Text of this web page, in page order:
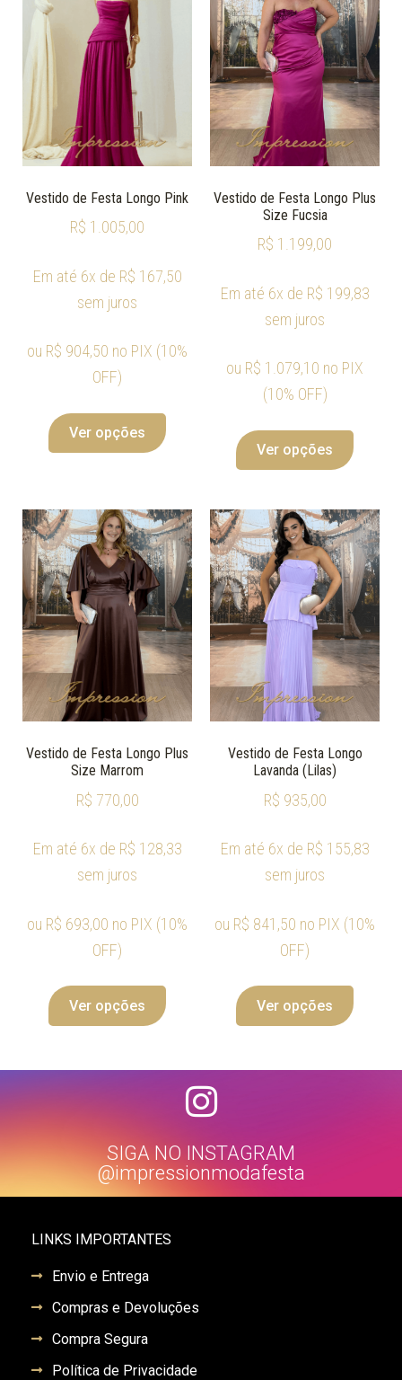
Vestido de Festa Longo Pink
R$ 1.005,00
Em até 6x de R$ 167,50
sem juros
ou R$ 904,50 no PIX (10%
OFF)
Ver opções
Vestido de Festa Longo Plus
Size Fucsia
R$ 1.199,00
Em até 6x de R$ 199,83
sem juros
ou R$ 1.079,10 no PIX
(10% OFF)
Ver opções
Vestido de Festa Longo Plus
Size Marrom
R$ 770,00
Em até 6x de R$ 128,33
sem juros
ou R$ 693,00 no PIX (10%
OFF)
Ver opções
Vestido de Festa Longo
Lavanda (Lilas)
R$ 935,00
Em até 6x de R$ 155,83
sem juros
ou R$ 841,50 no PIX (10%
OFF)
Ver opções
SIGA NO INSTAGRAM
@impressionmodafesta
LINKS IMPORTANTES
Envio e Entrega
Compras e Devoluções
Compra Segura
Política de Privacidade